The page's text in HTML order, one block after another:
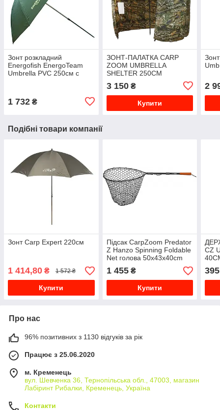
Зонт розкладний
Energofish EnergoTeam
Umbrella PVC 250см c
1 732 ₴
ЗОНТ-ПАЛАТКА CARP
ZOOM UMBRELLA
SHELTER 250CM
3 150₴
Купити
2
Подібні товари компанії
Зонт Carp Expert 220см
1 414,80 ₴ 1 572 ₴
Купити
Підсак CarpZoom Predator
Z Hanzo Spinning Foldable
Net голова 50х43х40cm
довжина 117cm
1 455₴
Купити
CZ
395
Про нас
96% позитивних з 1130 відгуків за рік
Працює з 25.06.2020
м. Кременець
вул. Шевченка 36, Тернопільська обл., 47003, магазин
Лабіринт Рибалки, Кременець, Україна
Контакти